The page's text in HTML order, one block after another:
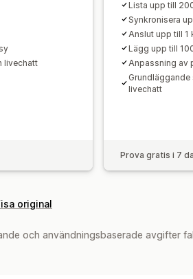
livechatt
Lista upp till
Synkronisera
Anslut upp till 1
Lägg upp till
Anpassning av
livechatt
Prova gratis i 7
original
och användningsbaserade avgifter